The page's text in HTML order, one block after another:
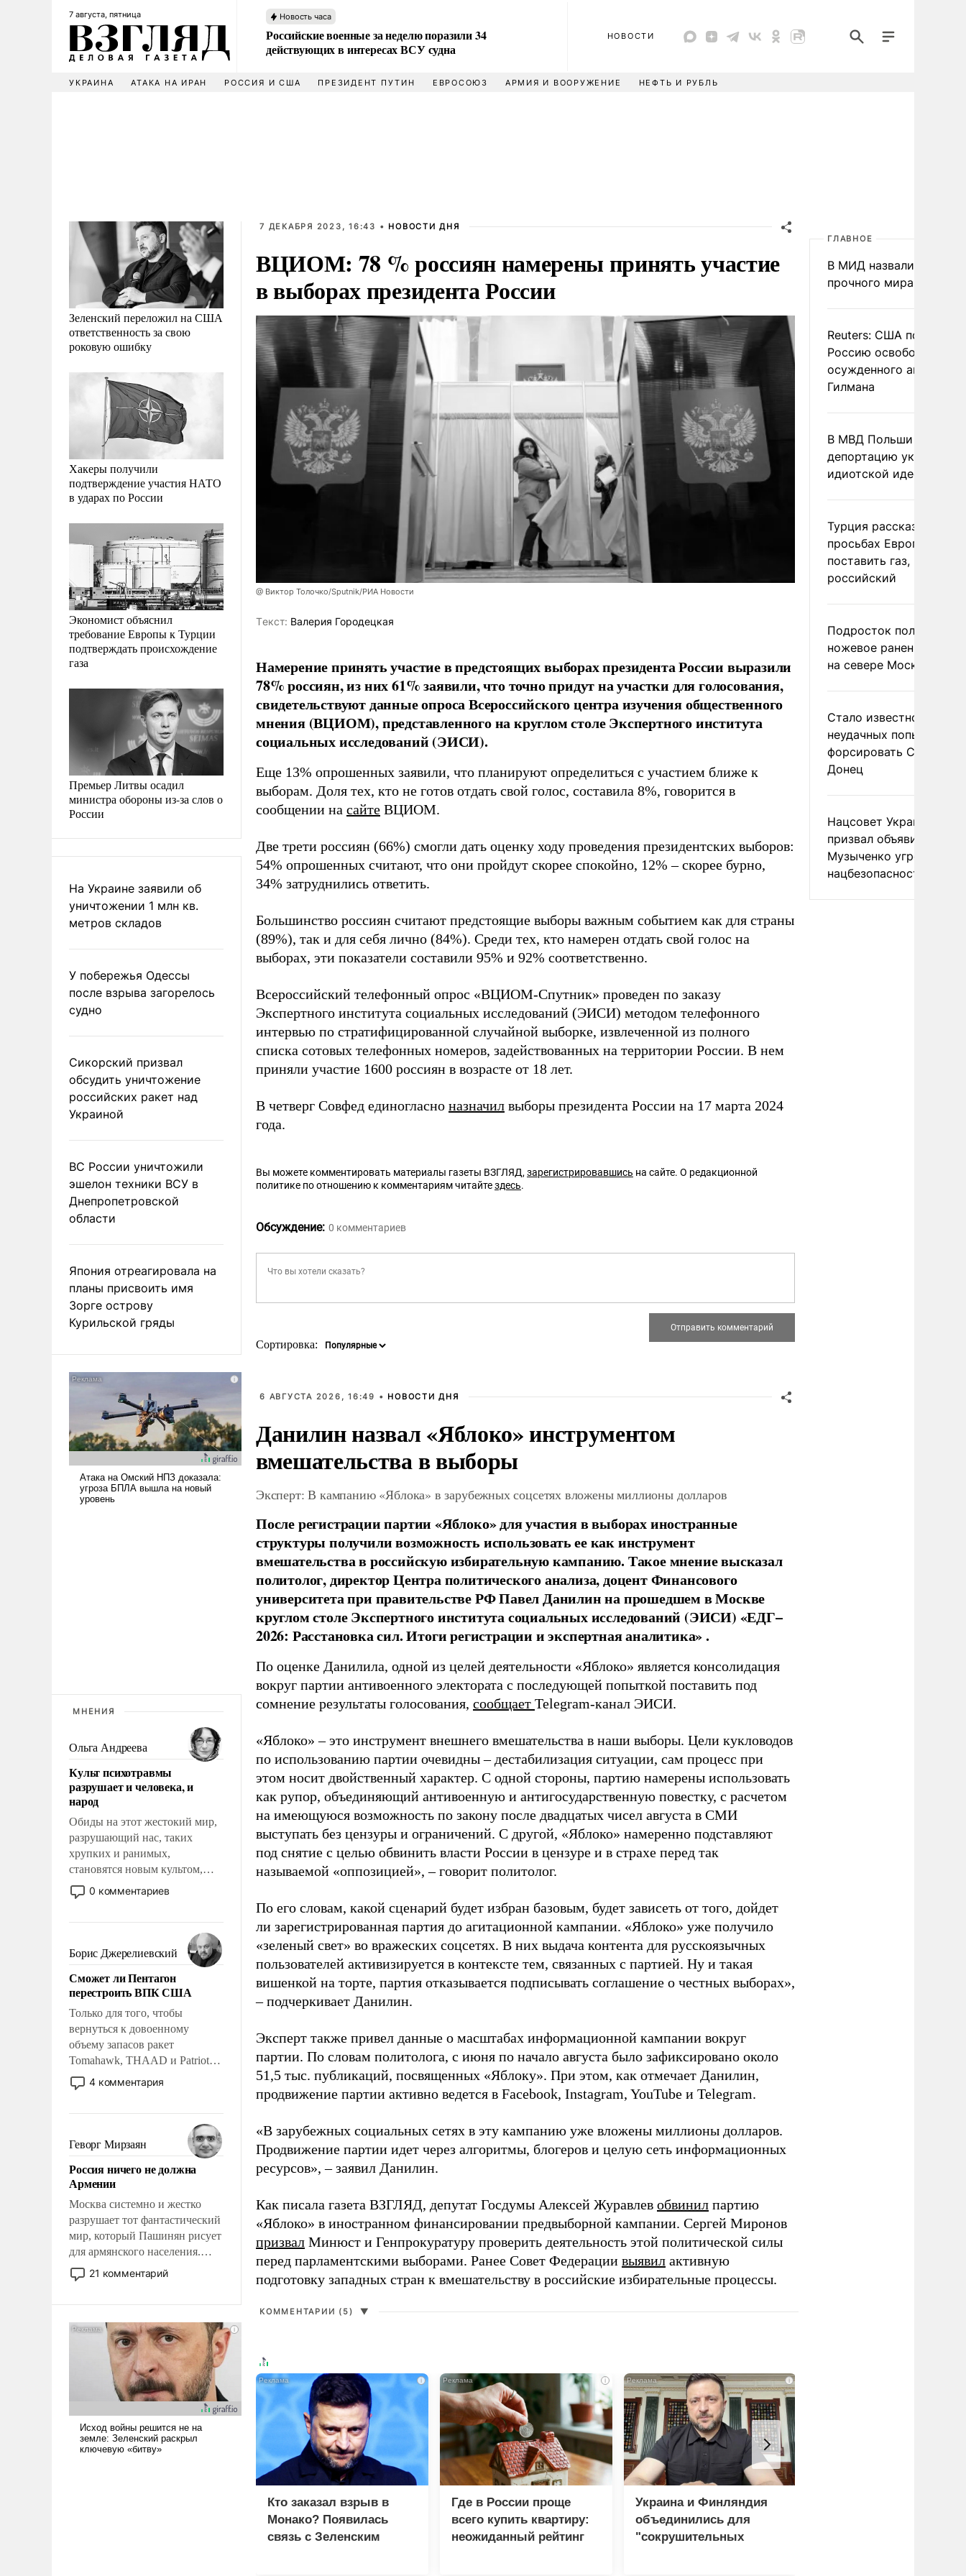
7 августа, пятница Новость часа
Российские военные за неделю поразили 34
действующих в интересах ВСУ судна
НОВОСТИ
УКРАИНА АТАКА НА ИРАН РОССИЯ И США ПРЕЗИДЕНТ ПУТИН ЕВРОСОЮЗ АРМИЯ И ВООРУЖЕНИЕ НЕФТЬ И РУБЛЬ
Зеленский переложил на США
ответственность за свою
роковую ошибку
Хакеры получили
подтверждение участия НАТО
в ударах по России
Экономист объяснил
требование Европы к Турции
подтверждать происхождение
газа
Премьер Литвы осадил
министра обороны из-за слов о
России
На Украине заявили об
уничтожении 1 млн кв.
метров складов
У побережья Одессы
после взрыва загорелось
судно
Сикорский призвал
обсудить уничтожение
российских ракет над
Украиной
ВС России уничтожили
эшелон техники ВСУ в
Днепропетровской
области
Япония отреагировала на
планы присвоить имя
Зорге острову
Курильской гряды
МНЕНИЯ
Ольга Андреева
Культ психотравмы
разрушает и человека, и
народ
Обиды на этот жестокий мир,
разрушающий нас, таких
хрупких и ранимых,
становятся новым культом,
постепенно вытесняя и
отменяя традиционное
мужественным и твердым под
ударами судьбы, брать на себя
ответственность, помогать
слабым, идти вперед и
адаптироваться.
0 комментариев
Борис Джерелиевский
Сможет ли Пентагон
перестроить ВПК США
Только для того, чтобы
вернуться к довоенному
объему запасов ракет
Tomahawk, THAAD и Patriot
США потребуется более трех
лет. Даже небольшая война с
Сложившаяся ситуация
означает многолетний период
уязвимости США, например,
перед Китаем.
4 комментария
Геворг Мирзаян
Россия ничего не должна
Армении
Москва системно и жестко
разрушает тот фантастический
мир, который Пашинян рисует
для армянского населения.
Мир, где политические
прожекты будут безусловно
налогоплательщиков и где
Еревану за свои поступки не
нужно отвечать.
21 комментарий
7 ДЕКАБРЯ 2023, 16:43 • НОВОСТИ ДНЯ
ВЦИОМ: 78 % россиян намерены принять участие
в выборах президента России
@ Виктор Толочко/Sputnik/РИА Новости
Tекст: Валерия Городецкая
Намерение принять участие в предстоящих выборах президента России выразили
78% россиян, из них 61% заявили, что точно придут на участки для голосования,
свидетельствуют данные опроса Всероссийского центра изучения общественного
мнения (ВЦИОМ), представленного на круглом столе Экспертного института
социальных исследований (ЭИСИ).
Еще 13% опрошенных заявили, что планируют определиться с участием ближе к
выборам. Доля тех, кто не готов отдать свой голос, составила 8%, говорится в
сообщении на сайте ВЦИОМ.
Две трети россиян (66%) смогли дать оценку ходу проведения президентских выборов:
54% опрошенных считают, что они пройдут скорее спокойно, 12% – скорее бурно,
34% затруднились ответить.
Большинство россиян считают предстоящие выборы важным событием как для страны
(89%), так и для себя лично (84%). Среди тех, кто намерен отдать свой голос на
выборах, эти показатели составили 95% и 92% соответственно.
Всероссийский телефонный опрос «ВЦИОМ-Спутник» проведен по заказу
Экспертного института социальных исследований (ЭИСИ) методом телефонного
интервью по стратифицированной случайной выборке, извлеченной из полного
списка сотовых телефонных номеров, задействованных на территории России. В нем
приняли участие 1600 россиян в возрасте от 18 лет.
В четверг Совфед единогласно назначил выборы президента России на 17 марта 2024
года.
Вы можете комментировать материалы газеты ВЗГЛЯД,зарегистрировавшись на сайте. О редакционной
политике по отношению к комментариям читайтездесь.
Обсуждение: 0 комментариев
Сортировка:
6 АВГУСТА 2026, 16:49 • НОВОСТИ ДНЯ
Данилин назвал «Яблоко» инструментом
вмешательства в выборы
Эксперт: В кампанию «Яблока» в зарубежных соцсетях вложены миллионы долларов
После регистрации партии «Яблоко» для участия в выборах иностранные
структуры получили возможность использовать ее как инструмент
вмешательства в российскую избирательную кампанию. Такое мнение высказал
политолог, директор Центра политического анализа, доцент Финансового
университета при правительстве РФ Павел Данилин на прошедшем в Москве
круглом столе Экспертного института социальных исследований (ЭИСИ) «ЕДГ–
2026: Расстановка сил. Итоги регистрации и экспертная аналитика» .
По оценке Данилила, одной из целей деятельности «Яблоко» является консолидация
вокруг партии антивоенного электората с последующей попыткой поставить под
сомнение результаты голосования, сообщает Telegram-канал ЭИСИ.
«Яблоко» – это инструмент внешнего вмешательства в наши выборы. Цели кукловодов
по использованию партии очевидны – дестабилизация ситуации, сам процесс при
этом носит двойственный характер. С одной стороны, партию намерены использовать
как рупор, объединяющий антивоенную и антигосударственную повестку, с расчетом
на имеющуюся возможность по закону после двадцатых чисел августа в СМИ
выступать без цензуры и ограничений. С другой, «Яблоко» намеренно подставляют
под снятие с целью обвинить власти России в цензуре и в страхе перед так
называемой «оппозицией», – говорит политолог.
По его словам, какой сценарий будет избран базовым, будет зависеть от того, дойдет
ли зарегистрированная партия до агитационной кампании. «Яблоко» уже получило
«зеленый свет» во вражеских соцсетях. В них выдача контента для русскоязычных
пользователей активизируется в контексте тем, связанных с партией. Ну и такая
вишенкой на торте, партия отказывается подписывать соглашение о честных выборах»,
– подчеркивает Данилин.
Эксперт также привел данные о масштабах информационной кампании вокруг
партии. По словам политолога, с июня по начало августа было зафиксировано около
51,5 тыс. публикаций, посвященных «Яблоку». При этом, как отмечает Данилин,
продвижение партии активно ведется в Facebook, Instagram, YouTube и Telegram.
«В зарубежных социальных сетях в эту кампанию уже вложены миллионы долларов.
Продвижение партии идет через алгоритмы, блогеров и целую сеть информационных
ресурсов», – заявил Данилин.
Как писала газета ВЗГЛЯД, депутат Госдумы Алексей Журавлев обвинил партию
«Яблоко» в иностранном финансировании предвыборной кампании. Сергей Миронов
призвал Минюст и Генпрокуратуру проверить деятельность этой политической силы
перед парламентскими выборами. Ранее Совет Федерации выявил активную
подготовку западных стран к вмешательству в российские избирательные процессы.
КОММЕНТАРИИ (5) ▼
i
Кто заказал взрыв в
Монако? Появилась
связь с Зеленским
i
Где в России проще
всего купить квартиру:
неожиданный рейтинг
i
Украина и Финляндия
объединились для
"сокрушительных
ГЛАВНОЕ
В МИД назвали условия
прочного мира на
Reuters: США
Россию освободить
осужденного
Гилмана
В МВД Польши назвали
депортацию украинцев
идиотской идеей
Турция рассказала о
просьбах Европы
поставить газ, но не
российский
Подросток получил
ножевое ранение в
на севере Москвы
Стало известно о
неудачных попытках
форсировать
Донец
Нацсовет Украины по
призвал объявить
Музыченко угрозой
нацбезопасности